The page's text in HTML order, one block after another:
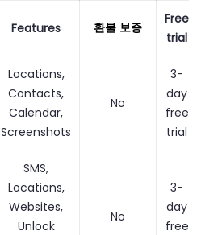
Features 환불 보증
Free
trial
Locations,
Contacts,
Calendar,
Screenshots
No
3-
day
free
trial
SMS,
Locations,
Websites,
Unlock
No
3-
day
free